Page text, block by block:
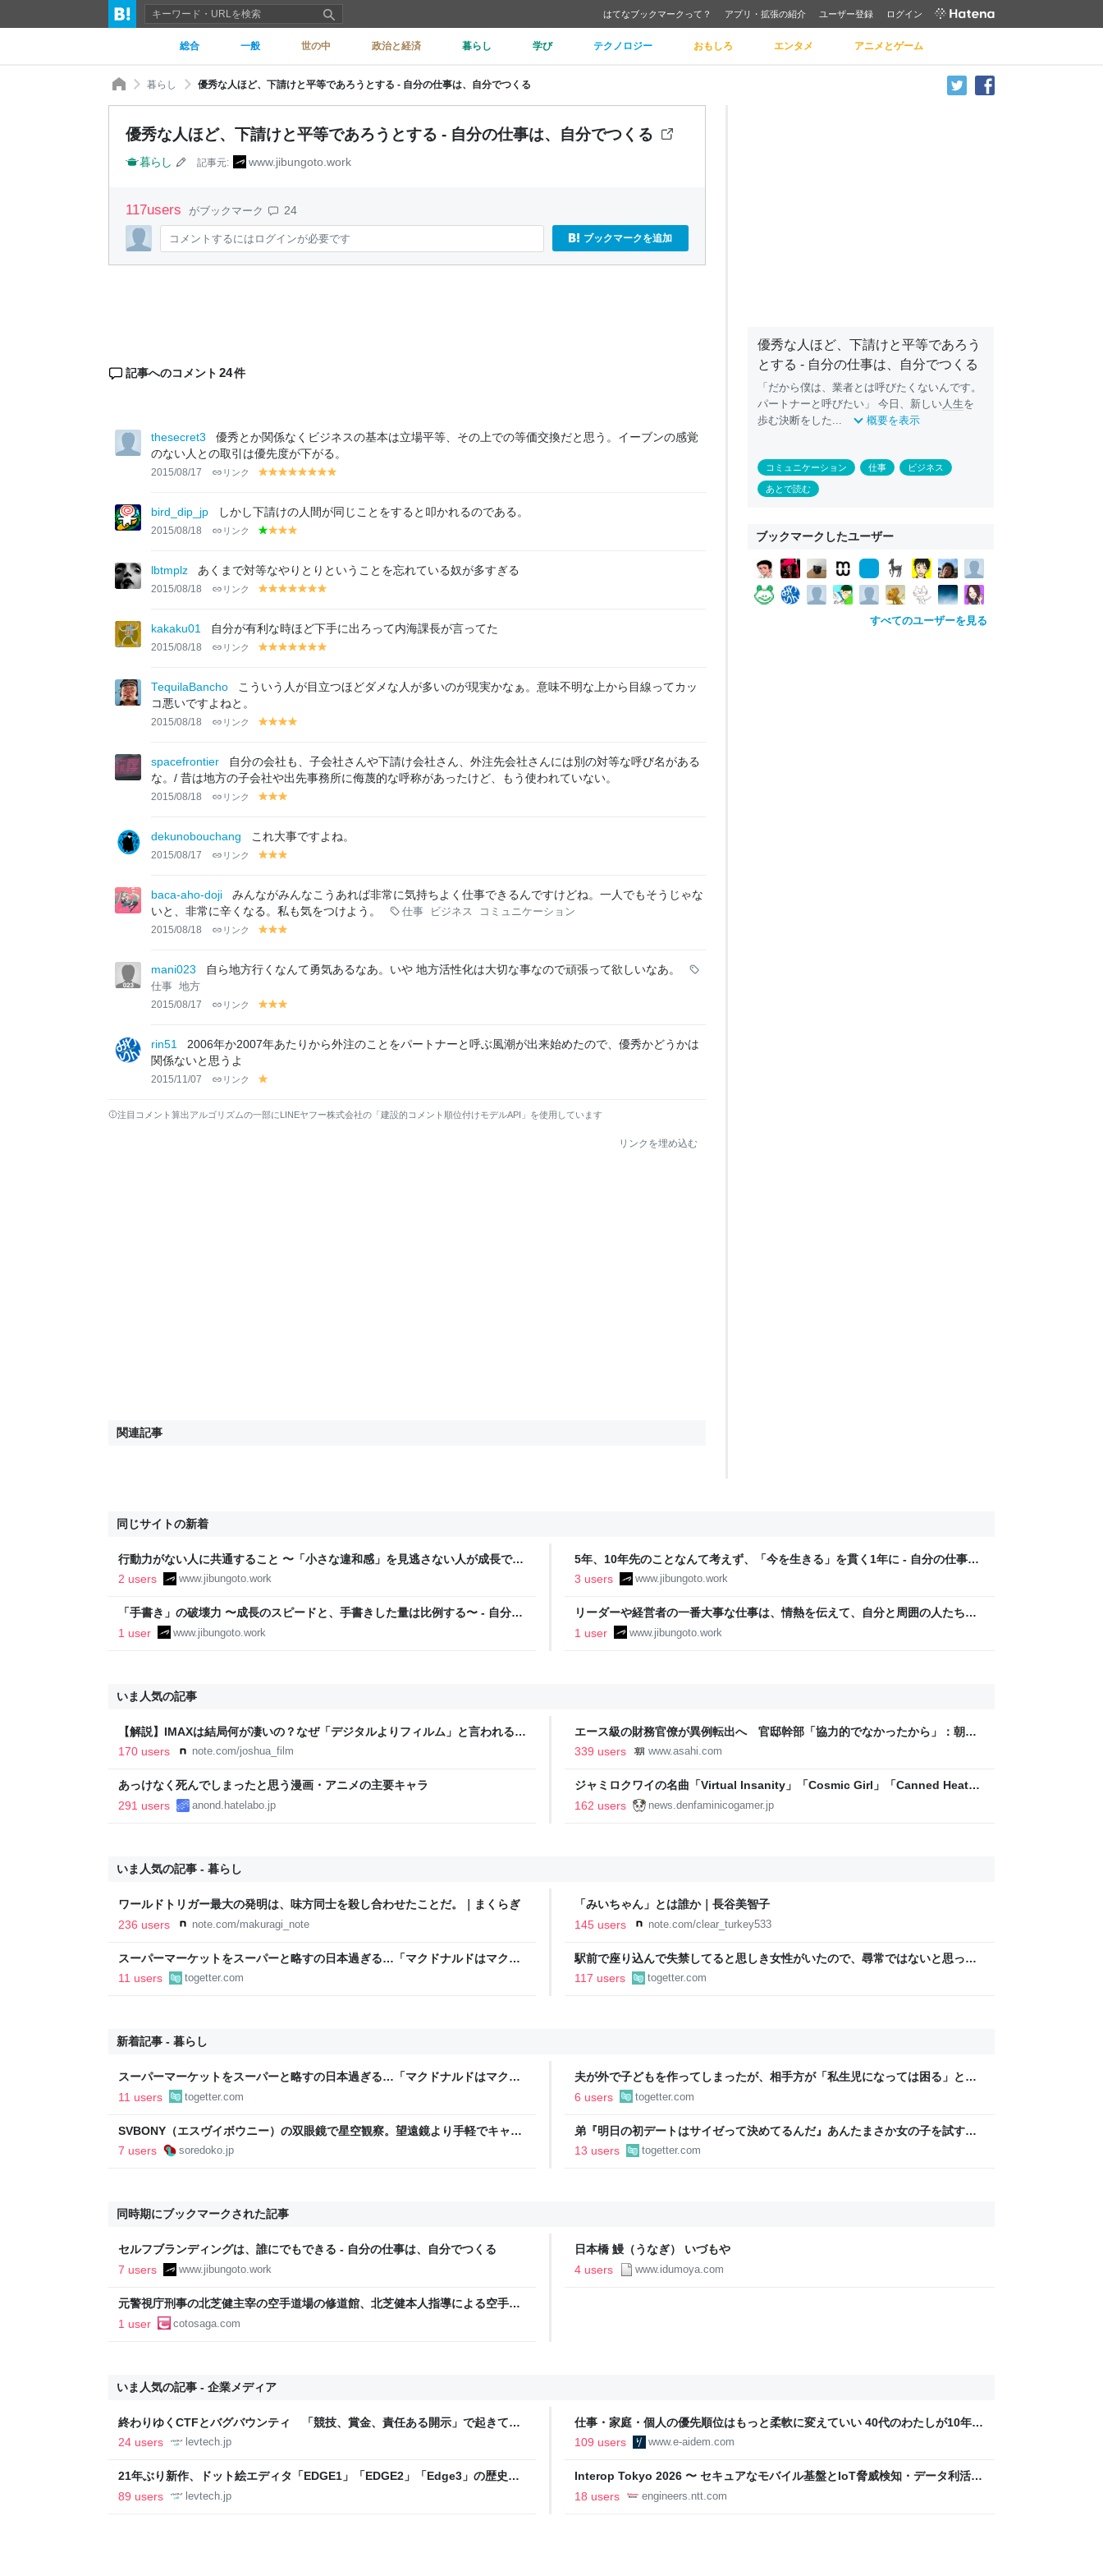
はてなブックマークって？ アプリ・拡張の紹介 ユーザー登録 ログイン
総合 一般 世の中 政治と経済 暮らし 学び テクノロジー おもしろ エンタメ アニメとゲーム
暮らし 優秀な人ほど、下請けと平等であろうとする - 自分の仕事は、自分でつくる
優秀な人ほど、下請けと平等であろうとする - 自分の仕事は、自分でつくる
暮らし 記事元: www.jibungoto.work
117users がブックマーク 24
コメントするにはログインが必要です ブックマークを追加
記事へのコメント 24件
thesecret3
優秀とか関係なくビジネスの基本は立場平等、その上での等価交換だと思う。イーブンの感覚
のない人との取引は優先度が下がる。
2015/08/17 リンク
y
lo
w
y
lo
w
y
lo
w
y
lo
w
y
lo
y
lo
y
lolo
bird_dip_jp しかし下請けの人間が同じことをすると叩かれるのである。
2015/08/18 リンク
g
e
e
y
lo
w
y
lo
w
lo
w
lbtmplz あくまで対等なやりとりということを忘れている奴が多すぎる
2015/08/18 リンク
y
lo
w
y
lo
w
y
lo
w
y
lo
w
y
lo
w
y
lo
w
lo
w
kakaku01 自分が有利な時ほど下手に出ろって内海課長が言ってた
2015/08/18 リンク
y
lo
y
lo
y
lo
y
lo
y
lo
y
lo lo
TequilaBancho
こういう人が目立つほどダメな人が多いのが現実かなぁ。意味不明な上から目線ってカッ
コ悪いですよねと。
2015/08/18 リンク
y
lo
w
y
lo
w
y
lo
w
lo
w
spacefrontier
自分の会社も、子会社さんや下請け会社さん、外注先会社さんには別の対等な呼び名がある
な。/ 昔は地方の子会社や出先事務所に侮蔑的な呼称があったけど、もう使われていない。
2015/08/18 リンク
y
lo
w
y
lo
w
lo
w
dekunobouchang これ大事ですよね。
2015/08/17 リンク
y
lo
w
y
lo lo
w
baca-aho-doji
みんながみんなこうあれば非常に気持ちよく仕事できるんですけどね。一人でもそうじゃな
いと、非常に辛くなる。私も気をつけよう。
仕事 ビジネス コミュニケーション
2015/08/18 リンク
y
lo
y
lolo
mani023 自ら地方行くなんて勇気あるなあ。いや 地方活性化は大切な事なので頑張って欲しいなあ。
仕事 地方
2015/08/17 リンク
y
lo
y
lolo
rin51
2006年か2007年あたりから外注のことをパートナーと呼ぶ風潮が出来始めたので、優秀かどうかは
関係ないと思うよ
2015/11/07 リンク
lo
注目コメント算出アルゴリズムの一部にLINEヤフー株式会社の「建設的コメント順位付けモデルAPI」を使用しています
リンクを埋め込む
関連記事
優秀な人ほど、下請けと平等であろう
とする - 自分の仕事は、自分でつくる
「だから僕は、業者とは呼びたくないんです。
パートナーと呼びたい」 今日、新しい人生を
歩む決断をした...
概要を表示
コミュニケーション 仕事 ビジネス
あとで読む
ブックマークしたユーザー
すべてのユーザーを見る
同じサイトの新着
行動力がない人に共通すること 〜「小さな違和感」を見逃さない人が成長でき
る理由〜 - 自分の仕事は、自分でつくる
2 users www.jibungoto.work
5年、10年先のことなんて考えず、「今を生きる」を貫く1年に - 自分の仕事
は、自分でつくる
3 users www.jibungoto.work
「手書き」の破壊力 〜成長のスピードと、手書きした量は比例する〜 - 自分の
仕事は、自分でつくる
1 user www.jibungoto.work
リーダーや経営者の一番大事な仕事は、情熱を伝えて、自分と周囲の人たちの
行動量を上げていくこと - 自分の仕事は、自分でつくる
1 user www.jibungoto.work
いま人気の記事
【解説】IMAXは結局何が凄いの？なぜ「デジタルよりフィルム」と言われるの
か？｜Joshua Connolly
170 users note.com/joshua_film
エース級の財務官僚が異例転出へ 官邸幹部「協力的でなかったから」：朝日
新聞
339 users www.asahi.com
あっけなく死んでしまったと思う漫画・アニメの主要キャラ
291 users
anond.hatelabo.jp
ジャミロクワイの名曲「Virtual Insanity」「Cosmic Girl」「Canned Heat」
公式日本語字幕付きMVがいきなり公開！「SUMMER SONIC 2026」での9年ぶ
りとなる日本公演を記念して
162 users news.denfaminicogamer.jp
いま人気の記事 - 暮らし
ワールドトリガー最大の発明は、味方同士を殺し合わせたことだ。｜まくらぎ
236 users
note.com/makuragi_note
「みいちゃん」とは誰か｜長谷美智子
145 users
note.com/clear_turkey533
スーパーマーケットをスーパーと略すの日本過ぎる…「マクドナルドはマクド
であるべき」「海外でもある」など
11 users togetter.com
駅前で座り込んで失禁してると思しき女性がいたので、尋常ではないと思って
警察と救急を呼んでそばで見守っていたら、急に現れた女性に「あなた何して
るんですか！？」とスマホをはたき落とされた話
117 users togetter.com
新着記事 - 暮らし
スーパーマーケットをスーパーと略すの日本過ぎる…「マクドナルドはマクド
であるべき」「海外でもある」など
11 users togetter.com
夫が外で子どもを作ってしまったが、相手方が「私生児になっては困る」とお
金を包んで頭を下げに来ても応じず、晩年まで離婚に応じなかった親戚の話
6 users togetter.com
SVBONY（エスヴイボウニー）の双眼鏡で星空観察。望遠鏡より手軽でキャン
プでも大活躍 - ソレドコ
7 users soredoko.jp
弟『明日の初デートはサイゼって決めてるんだ』あんたまさか女の子を試すつ
もりで…！？→その後の展開に「やはりデートは相手への思いやりの気持ち」
13 users togetter.com
同時期にブックマークされた記事
セルフブランディングは、誰にでもできる - 自分の仕事は、自分でつくる
7 users
www.jibungoto.work
日本橋 鰻（うなぎ） いづもや
4 users
www.idumoya.com
元警視庁刑事の北芝健主宰の空手道場の修道館、北芝健本人指導による空手の
無料体験や見学！ 東京都豊島区のイベント - ことさが
1 user cotosaga.com
いま人気の記事 - 企業メディア
終わりゆくCTFとバグバウンティ 「競技、賞金、責任ある開示」で起きてい
ること【フォーカス】 - レバテックLAB
24 users levtech.jp
仕事・家庭・個人の優先順位はもっと柔軟に変えていい 40代のわたしが10年後
の自分に伝えたいこと - りっすん by イーアイデム
109 users www.e-aidem.com
21年ぶり新作、ドット絵エディタ「EDGE1」「EDGE2」「Edge3」の歴史に
ついて作者に聞く【フォーカス】 - レバテックLAB
89 users levtech.jp
Interop Tokyo 2026 〜 セキュアなモバイル基盤とIoT脅威検知・データ利活用
への取り組み 〜 - NTT docomo Business Engineers' Blog
18 users engineers.ntt.com